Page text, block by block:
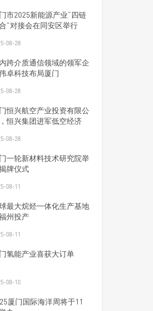
市2025新能源产业“四链
”对接会在同安区举行
08-28
跨介质通信领域的领军企
卓科技布局厦门
08-28
恒兴航空产业投资有限公
恒兴集团进军低空经济
08-28
一轮新材料技术研究院举
牌仪式
08-11
最大烷烃一体化生产基地
州投产
08-11
氢能产业喜获大订单
08-10
厦门国际海洋周将于11